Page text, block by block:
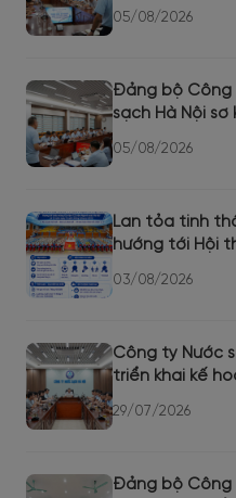
th...
05/08/2026
Đảng bộ Công
sạch Hà Nội
triể...
05/08/2026
Lan tỏa tinh
hướng tới Hội
03/08/2026
Công ty Nước
triển khai kế
29/07/2026
Đảng bộ Công